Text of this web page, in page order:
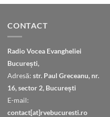
CONTACT
Radio Vocea Evangheliei
București,
Adresă: str. Paul Greceanu, nr.
16, sector 2, București
E-mail:
contact[at]rvebucuresti.ro